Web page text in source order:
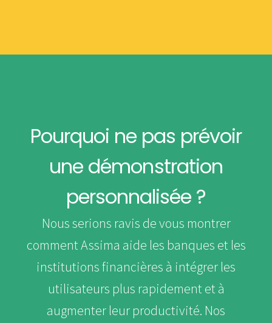
Pourquoi ne pas prévoir
une démonstration
personnalisée ?
Nous serions ravis de vous montrer
comment Assima aide les banques et les
institutions financières à intégrer les
utilisateurs plus rapidement et à
augmenter leur productivité. Nos